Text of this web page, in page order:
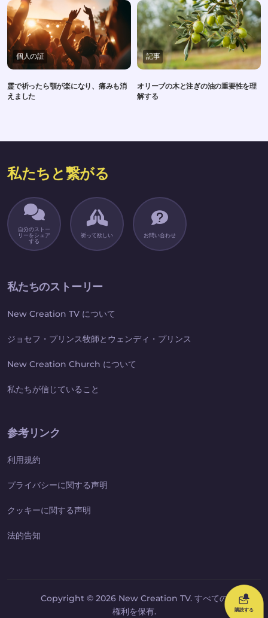
個人の証
霊で祈ったら顎が楽になり、痛みも消
えました
記事
オリーブの木と注ぎの油の重要性を理
解する
私たちと繋がる
自分のストー
リーをシェア
する
祈って欲しい お問い合わせ
私たちのストーリー
New Creation TV について
ジョセフ・プリンス牧師とウェンディ・プリンス
New Creation Church について
私たちが信じていること
参考リンク
利用規約
プライバシーに関する声明
クッキーに関する声明
法的告知
Copyright © 2026 New Creation TV. すべての
権利を保有.
購読する